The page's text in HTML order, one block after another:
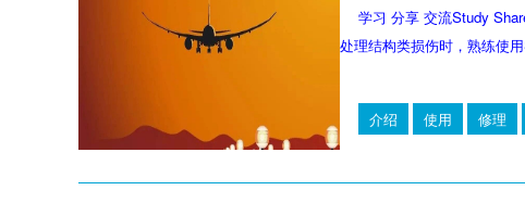
学习 分享 交流Study
处理结构类损伤时，熟练使
介绍 使用 修理